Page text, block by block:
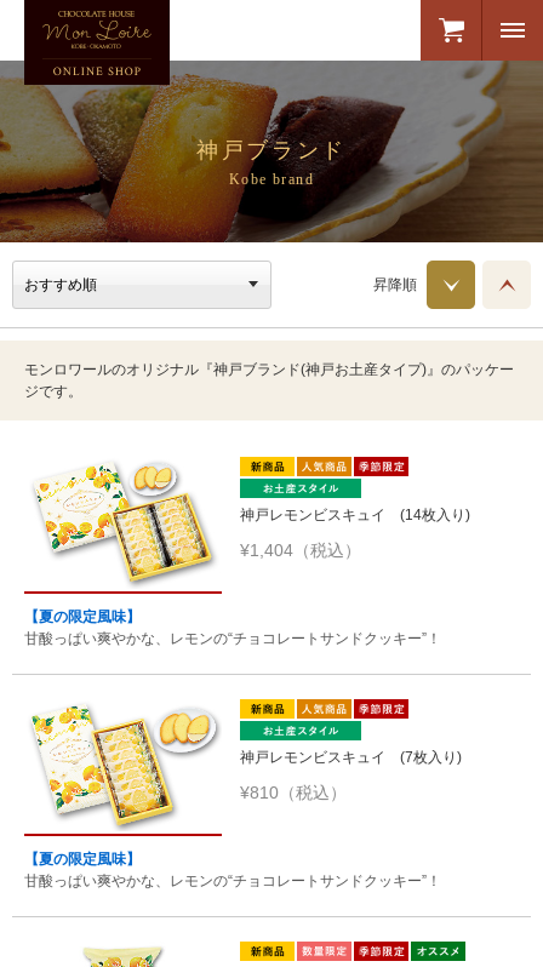
神戸ブランド
Kobe brand
昇降順
モンロワールのオリジナル『神戸ブランド(神戸お土産タイプ)』のパッケー
ジです。
神戸レモンビスキュイ (14枚入り)
¥1,404（税込）
【夏の限定風味】
甘酸っぱい爽やかな、レモンの“チョコレートサンドクッキー”！
神戸レモンビスキュイ (7枚入り)
¥810（税込）
【夏の限定風味】
甘酸っぱい爽やかな、レモンの“チョコレートサンドクッキー”！